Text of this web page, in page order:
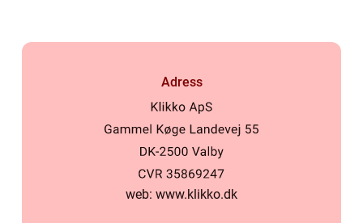
Adress
web: www.klikko.dk